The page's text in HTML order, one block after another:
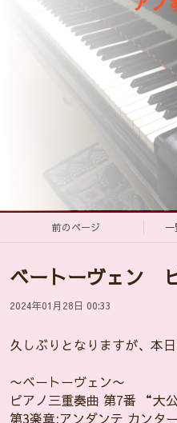
前のページ 一
ベートーヴェン
2024年01月28日 00:33
久しぶりとなりますが、本
〜ベートーヴェン〜
ピアノ三重奏曲 第7番 “大
第3楽章:アンダンテ カンタ